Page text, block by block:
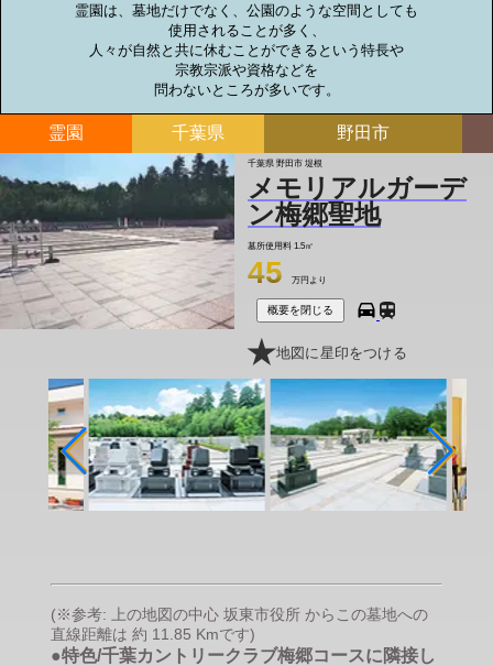
霊園は、墓地だけでなく、公園のような空間としても
使用されることが多く、
人々が自然と共に休むことができるという特長や
宗教宗派や資格などを
問わないところが多いです。
霊園 千葉県 野田市
千葉県 野田市 堤根
メモリアルガーデ
ン梅郷聖地
墓所使用料 1.5㎡
45 万円より
概要を閉じる
地図に星印をつける
(※参考: 上の地図の中心 坂東市役所 からこの墓地への
直線距離は 約 11.85 Kmです)
●特色/千葉カントリークラブ梅郷コースに隣接し